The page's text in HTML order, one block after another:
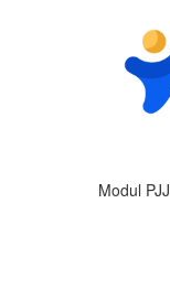
Modul PJJ